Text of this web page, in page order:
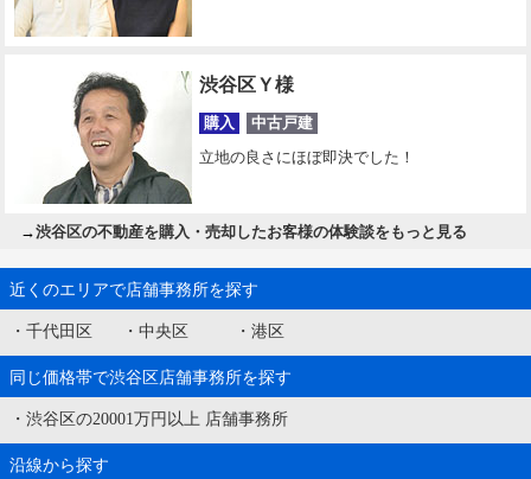
渋谷区Ｙ様
購入 中古戸建
立地の良さにほぼ即決でした！
→渋谷区の不動産を購入・売却したお客様の体験談をもっと見る
近くのエリアで店舗事務所を探す
・ 千代田区 ・ 中央区 ・ 港区
同じ価格帯で渋谷区店舗事務所を探す
・ 渋谷区の20001万円以上 店舗事務所
沿線から探す